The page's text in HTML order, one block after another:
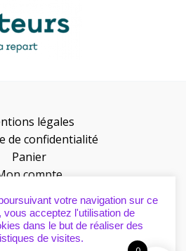
légales
de confidentialité
Panier
compte
de vente
votre navigation sur ce
vous acceptez l'utilisation de
dans le but de réaliser des
de visites.